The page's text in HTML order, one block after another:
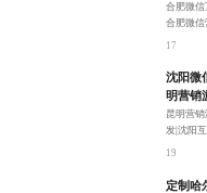
合肥微信
合肥微信
达到吸
17
沈阳微
明营销
昆明营
发|沈阳
统，实
19
定制哈